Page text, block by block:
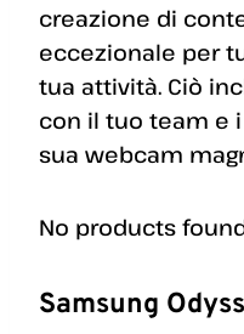
creazione di
eccezionale per
tua attività. Ciò
con il tuo team e
sua webcam
No products
Samsung